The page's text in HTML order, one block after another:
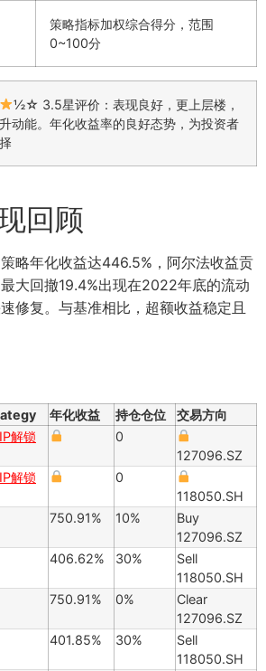
策略指标加权综合得分，范围
0~100分
½☆ 3.5星评价：表现良好，更上层楼，
动能。年化收益率的良好态势，为投资者
回顾
略年化收益达446.5%，阿尔法收益贡
大回撤19.4%出现在2022年底的流动
修复。与基准相比，超额收益稳定且
年化收益 持仓仓位
交易方向
解锁
0
127096.SZ
解锁
0
118050.SH
750.91% 10%
Buy
127096.SZ
406.62% 30%
Sell
118050.SH
750.91% 0%
Clear
127096.SZ
401.85% 30%
Sell
118050.SH